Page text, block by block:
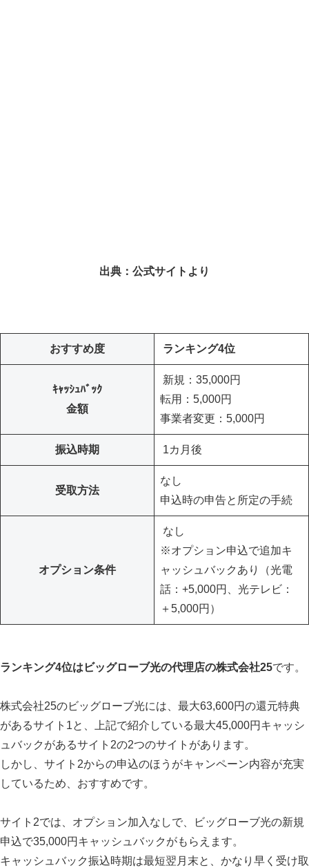
出典：公式サイトより
おすすめ度 ランキング4位
ｷｬｯｼｭﾊﾞｯｸ
金額
新規：35,000円
転用：5,000円
事業者変更：5,000円
振込時期 1カ月後
受取方法
なし
申込時の申告と所定の手続
オプション条件
なし
※オプション申込で追加キ
ャッシュバックあり（光電
話：+5,000円、光テレビ：
＋5,000円）
ランキング4位はビッグローブ光の代理店の株式会社25です。
株式会社25のビッグローブ光には、最大63,600円の還元特典
があるサイト1と、上記で紹介している最大45,000円キャッシ
ュバックがあるサイト2の2つのサイトがあります。
しかし、サイト2からの申込のほうがキャンペーン内容が充実
しているため、おすすめです。
サイト2では、オプション加入なしで、ビッグローブ光の新規
申込で35,000円キャッシュバックがもらえます。
キャッシュバック振込時期は最短翌月末と、かなり早く受け取